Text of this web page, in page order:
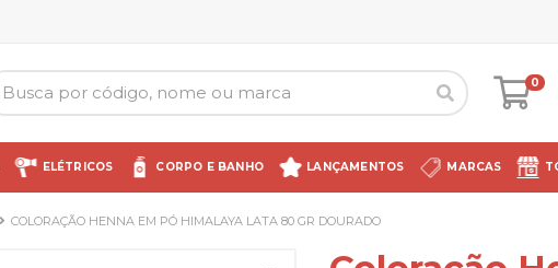
0
ELÉTRICOS CORPO E BANHO LANÇAMENTOS MARCAS
COLORAÇÃO HENNA EM PÓ HIMALAYA LATA 80 GR DOURADO